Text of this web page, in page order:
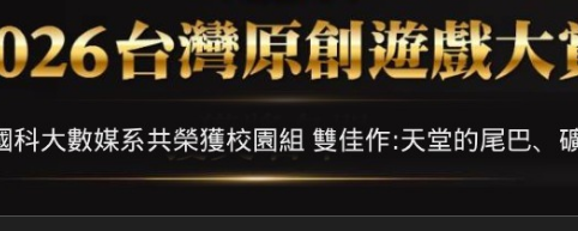
比賽」成績出爐
」 點亮智慧金融時代的跨域新局
索金融實習優勢
影展最高榮譽白金獎